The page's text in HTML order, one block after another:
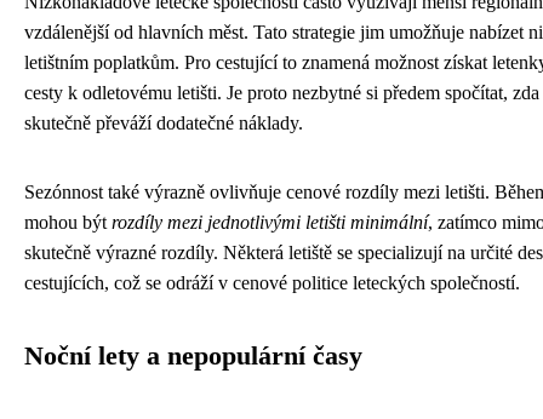
vzdálenější od hlavních měst. Tato strategie jim umožňuje nabízet
letištním poplatkům. Pro cestující to znamená možnost získat
cesty k odletovému letišti. Je proto nezbytné si předem spočítat,
skutečně převáží dodatečné náklady.
Sezónnost také výrazně ovlivňuje cenové rozdíly mezi letišti.
mohou být rozdíly mezi jednotlivými letišti minimální, zatímco
skutečně výrazné rozdíly. Některá letiště se specializují na určité
cestujících, což se odráží v cenové politice leteckých společností.
Noční lety a nepopulární časy